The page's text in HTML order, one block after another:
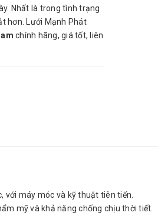
Nhất là trong tình trạng
hơn. Lưới Mạnh Phát
chính hãng, giá tốt, liên
với máy móc và kỹ thuật tiên tiến.
mỹ và khả năng chống chịu thời tiết.